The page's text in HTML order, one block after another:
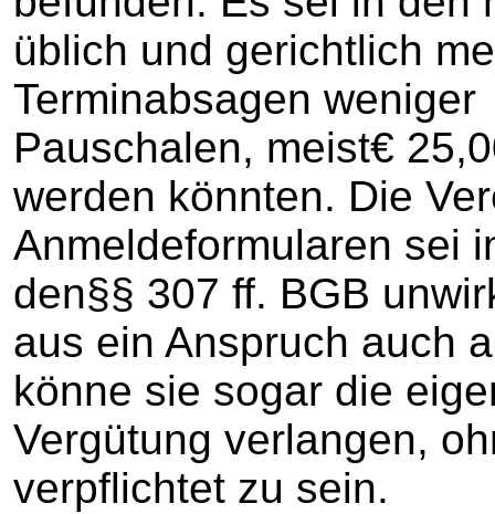
üblich und gerichtlich
Terminabsagen
Pauschalen, meist€
werden könnten. Die
Anmeldeformularen sei
den§§ 307 ff. BGB
aus ein Anspruch auch
könne sie sogar die
Vergütung verlangen,
verpflichtet zu sein.